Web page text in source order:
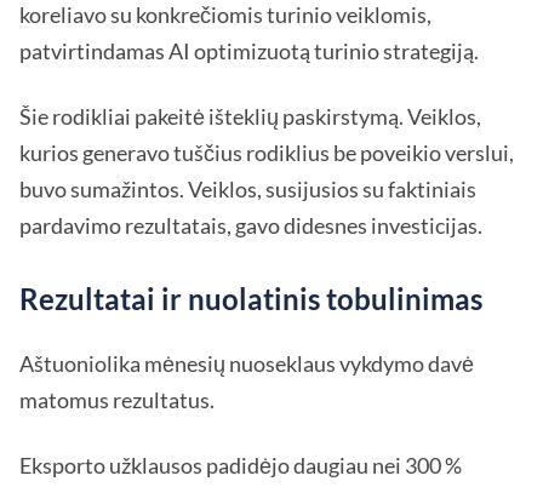
koreliavo su konkrečiomis turinio veiklomis,
patvirtindamas AI optimizuotą turinio strategiją.
Šie rodikliai pakeitė išteklių paskirstymą. Veiklos,
kurios generavo tuščius rodiklius be poveikio verslui,
buvo sumažintos. Veiklos, susijusios su faktiniais
pardavimo rezultatais, gavo didesnes investicijas.
Rezultatai ir nuolatinis tobulinimas
Aštuoniolika mėnesių nuoseklaus vykdymo davė
matomus rezultatus.
Eksporto užklausos padidėjo daugiau nei 300 %